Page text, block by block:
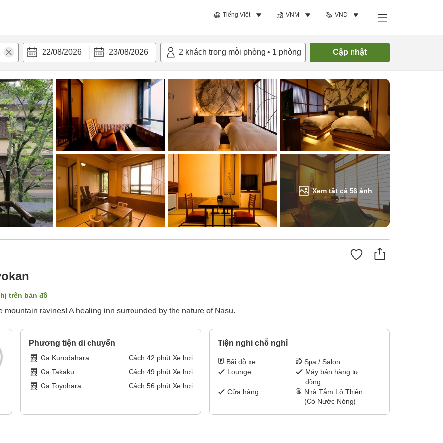
Tiếng Việt VNM VND
22/08/2026 23/08/2026 2 khách trong mỗi phòng • 1 phòng Cập nhật
Xem tất cả56ảnh
nghi Tìm phòng trống
trên bản đồ
ravines! A healing inn surrounded by the nature of Nasu.
Phương tiện di chuyển
Ga Kurodahara Cách 42 phút Xe hơi
Ga Takaku
Cách 49 phút Xe hơi
Ga Toyohara
Cách 56 phút Xe hơi
Tiện nghi chỗ nghỉ
Bãi đỗ xe
Spa / Salon
Lounge
Máy bán hàng tự
động
Cửa hàng
Nhà Tắm Lộ Thiên
(Có Nước Nóng)